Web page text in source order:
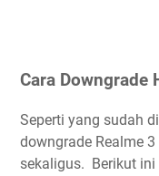
Cara Downgrade
Seperti yang sudah
downgrade Realme
sekaligus. Berikut ini